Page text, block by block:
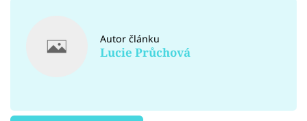
Autor článku
Lucie Průchová